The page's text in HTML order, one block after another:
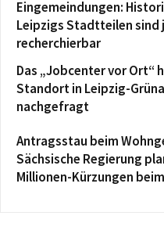
Eingemeindungen:
Leipzigs Stadtteilen sind
recherchierbar
Das „Jobcenter vor Ort“
Standort in Leipzig-
nachgefragt
Antragsstau beim
Sächsische Regierung
Millionen-Kürzungen